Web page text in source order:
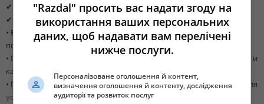
✔Продаем удобрение с высоким содержанием фосфора (Р)
✔Общие свойства линейки удобрений PKpluS
• Высокоэффективные удобрения премиум-класса с
полисульфатной технологией;
• Пять питательных веществ в одном: фосфор, сера, калий, магний и
кальций в одном составе;
• Полностью растворимые, все питательные вещества доступны для
усвоения растениями;
"Razdal" просить вас надати згоду на
використання ваших персональних
даних, щоб надавати вам перелічені
нижче послуги.
Персоналізоване оголошення й контент,
визначення оголошення й контенту, дослідження
аудиторії та розвиток послуг